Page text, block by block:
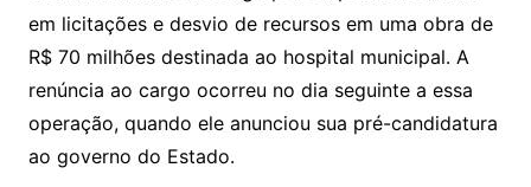
em licitações e desvio de recursos em uma obra de
R$ 70 milhões destinada ao hospital municipal. A
renúncia ao cargo ocorreu no dia seguinte a essa
operação, quando ele anunciou sua pré-candidatura
ao governo do Estado.